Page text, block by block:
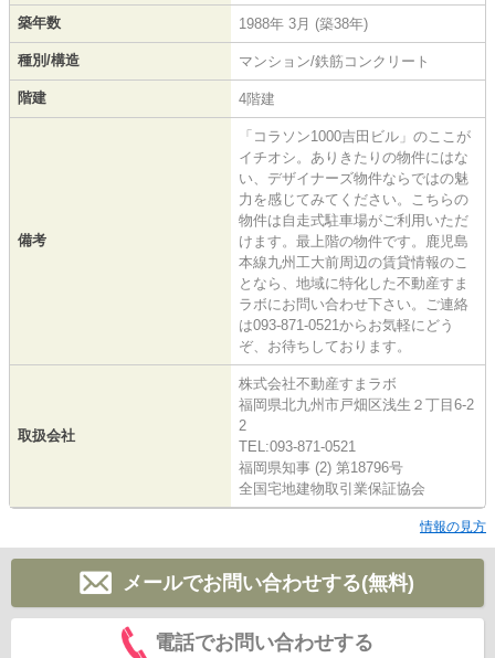
築年数 1988年 3月 (築38年)
種別/構造 マンション/鉄筋コンクリート
階建 4階建
備考
「コラソン1000吉田ビル」のここが
イチオシ。ありきたりの物件にはな
い、デザイナーズ物件ならではの魅
力を感じてみてください。こちらの
物件は自走式駐車場がご利用いただ
けます。最上階の物件です。鹿児島
本線九州工大前周辺の賃貸情報のこ
となら、地域に特化した不動産すま
ラボにお問い合わせ下さい。ご連絡
は093-871-0521からお気軽にどう
ぞ、お待ちしております。
取扱会社
株式会社不動産すまラボ
福岡県北九州市戸畑区浅生２丁目6-2
2
TEL:093-871-0521
福岡県知事 (2) 第18796号
全国宅地建物取引業保証協会
情報の見方
メールでお問い合わせする(無料)
電話でお問い合わせする